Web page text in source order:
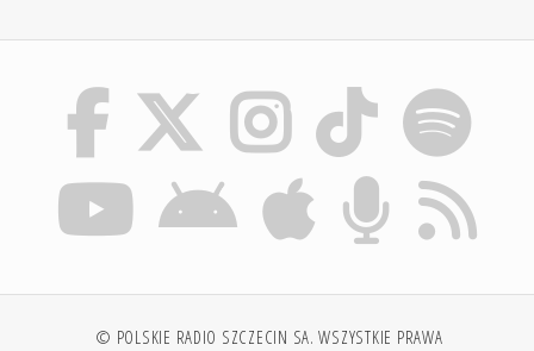
© POLSKIE RADIO SZCZECIN SA. WSZYSTKIE PRAWA